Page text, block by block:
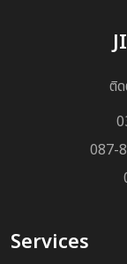
ติ
087-
Services